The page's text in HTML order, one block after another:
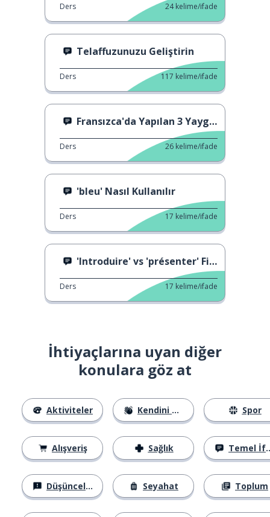
Ders 24 kelime/ifade
Telaffuzunuzu Geliştirin
Ders 117 kelime/ifade
Fransızca'da Yapılan 3 Yaygın Hata
Ders 26 kelime/ifade
'bleu' Nasıl Kullanılır
Ders 17 kelime/ifade
'Introduire' vs 'présenter' Fiilleri
Ders 17 kelime/ifade
İhtiyaçlarına uyan diğer
konulara göz at
Aktiviteler
Alışveriş
Düşünceler
Kendini Tanıtma
Sağlık
Seyahat
Spor
Temel İfadeler
Toplum